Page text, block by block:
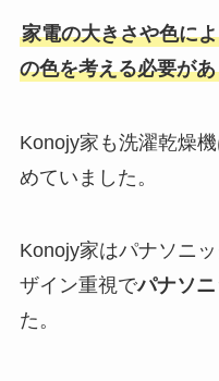
家電の大きさや色に
の色を考える必要が
Konojy家も洗濯乾燥
めていました。
Konojy家はパナソニ
ザイン重視でパナソ
た。